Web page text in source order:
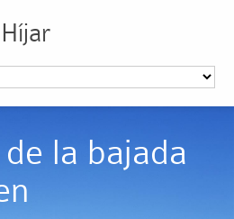
la bajada